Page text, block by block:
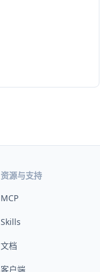
资源与支持
MCP
Skills
文档
客户端